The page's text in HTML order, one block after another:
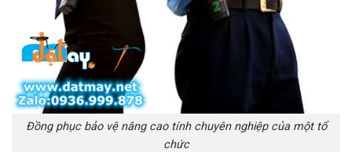
Đồng phục bảo vệ nâng cao tính chuyên nghiệp của một tổ
chức